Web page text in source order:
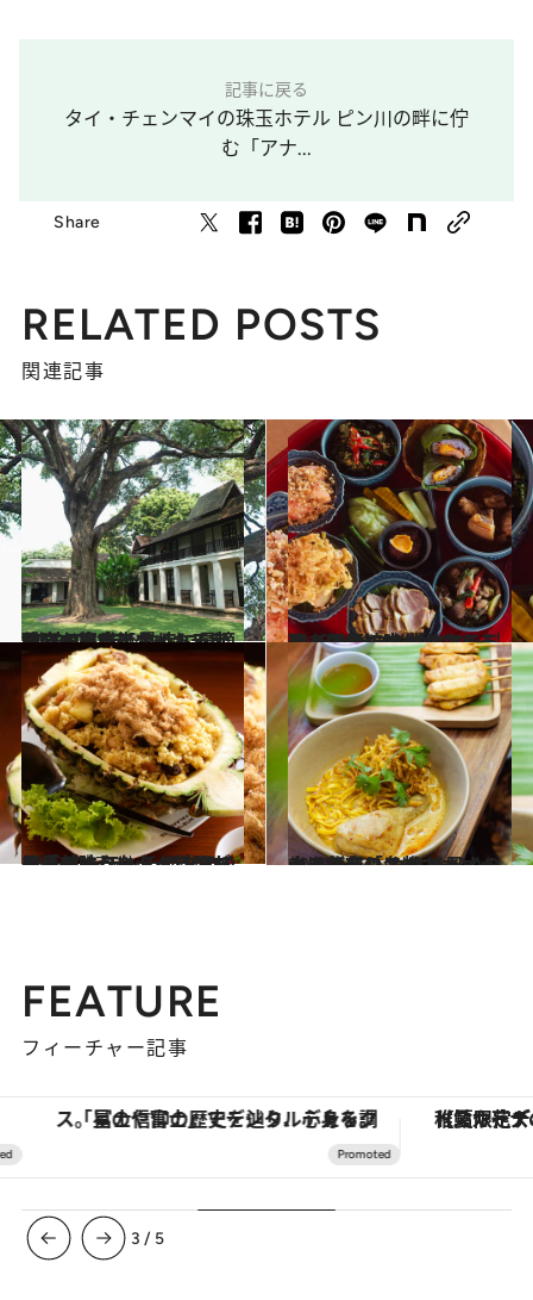
記事に戻る
タイ・チェンマイの珠玉ホテル ピン川の畔に佇
む「アナ...
Share
RELATED POSTS
関連記事
2023.5.31
“北方のバラ”タイ・チェンマイ旧市街 散歩に最適な立ち寄りスポット5選 最高の格式と言われる寺院ほか
旅＆お出かけ 2023.5.29
タイの伝統文化カントーク（円卓）で 供される料理を気軽に味わうならここ チェンマイ「ウアン・カム・サーイ」
旅＆お出かけ
2023.5.27
ベーシックなタイ料理が一番美味しい チェンマイの「パーラートタワンロン レストラン」はタイの原点の味
旅＆お出かけ 2023.5.24
タイ北部の名物カオソーイはご存じ？ タイ風カレーラーメン カオソーイの大人気店「二ムマーン」
旅＆お出かけ
FEATURE
フィーチャー記事
「星のや富士」でデジタルデトックス。冨士信仰の歴史を辿り、心身を調える。 【夏限定ディナーコース】旬を
3 / 5